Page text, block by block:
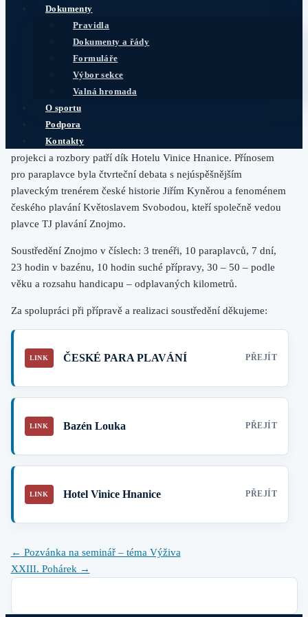
Dokumenty
Pravidla
Dokumenty a řády
Formuláře
Výbor sekce
Valná hromada
O sportu
Podpora
Kontakty
v paraplavání, se připravuje pod vedením reprezentačního
trenéra juniorů Jana Nevrkly, jeho asistentky Štěpánky
Řehořkové a realizační tým doplňuje předseda Sekce
paraplavání Štěpán Cagaň, který natáčí a chystá rozbor techniky
Za vynikající zázemí pro sportovní část soustředění děkujeme
Bazénu Louka, Správě nemovitostí Znojmo a Městu Znojmo. Za
jedinečné ubytování, výtečnou stravu a zázemí pro večerní
projekci a rozbory patří dík Hotelu Vinice Hnanice. Přínosem
pro paraplavce byla čtvrteční debata s nejúspěšnějším
plaveckým trenérem české historie Jiřím Kyněrou a fenoménem
českého plavání Květoslavem Svobodou, kteří společně vedou
plavce TJ plavání Znojmo.
Soustředění Znojmo v číslech: 3 trenéři, 10 paraplavců, 7 dní,
23 hodin v bazénu, 10 hodin suché přípravy, 30 – 50 – podle
věku a rozsahu handicapu – odplavaných kilometrů.
Za spolupráci při přípravě a realizaci soustředění děkujeme:
ČESKÉ PARA PLAVÁNÍ
Bazén Louka
Hotel Vinice Hnanice
Post
navigation
← Pozvánka na seminář – téma Výživa
XXIII. Pohárek →